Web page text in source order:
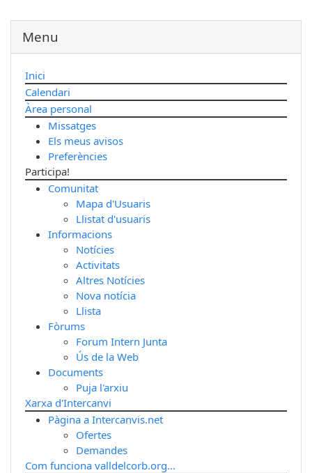
Menu
Inici
Calendari
Àrea personal
Missatges
Els meus avisos
Preferències
Participa!
Comunitat
Mapa d'Usuaris
Llistat d'usuaris
Informacions
Notícies
Activitats
Altres Notícies
Nova notícia
Llista
Fòrums
Forum Intern Junta
Ús de la Web
Documents
Puja l'arxiu
Xarxa d'Intercanvi
Pàgina a Intercanvis.net
Ofertes
Demandes
Com funciona valldelcorb.org...